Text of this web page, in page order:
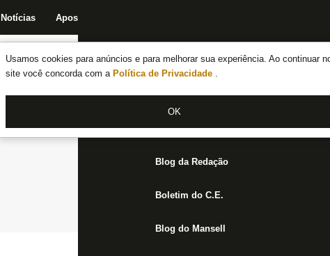
Usamos cookies para anúncios e para melhorar sua experiência. Ao continuar
site você concorda com a Política de Privacidade .
OK
Notícias Apostas
Notícias do Botafogo
Fórum
Jogos
Blog da Redação
Boletim do C.E.
Blog do Mansell